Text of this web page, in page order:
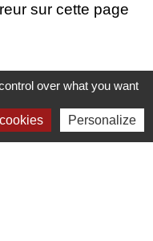
sur cette page
over what you want
Personalize